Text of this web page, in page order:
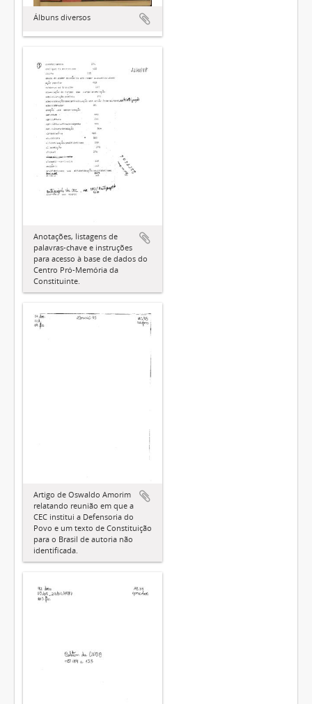
Álbuns diversos
Anotações, listagens de
palavras-chave e instruções
para acesso à base de dados do
Centro Pró-Memória da
Constituinte.
Artigo de Oswaldo Amorim
relatando reunião em que a
CEC institui a Defensoria do
Povo e um texto de Constituição
para o Brasil de autoria não
identificada.